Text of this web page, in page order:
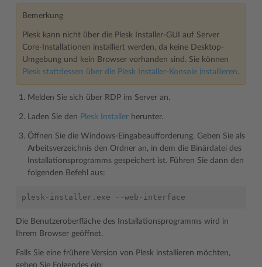
Bemerkung
Plesk kann nicht über die Plesk Installer-GUI auf Server
Core-Installationen installiert werden, da keine Desktop-
Umgebung und kein Browser vorhanden sind. Sie können
Plesk stattdessen über die Plesk Installer-Konsole installieren.
Melden Sie sich über RDP im Server an.
Laden Sie den Plesk Installer herunter.
Öffnen Sie die Windows-Eingabeaufforderung. Geben Sie als
Arbeitsverzeichnis den Ordner an, in dem die Binärdatei des
Installationsprogramms gespeichert ist. Führen Sie dann den
folgenden Befehl aus:
Die Benutzeroberfläche des Installationsprogramms wird in
Ihrem Browser geöffnet.
Falls Sie eine frühere Version von Plesk installieren möchten,
geben Sie Folgendes ein: